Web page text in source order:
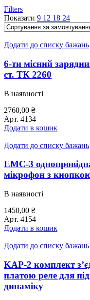
Filters
Показати 9 12 18 24
Додати до списку бажань
6-ти місний
ст. ТК 2260
В наявності
2760,00 ₴
Арт. 4134
Додати в кошик
Додати до списку бажань
EMC-3
мікрофон з
В наявності
1450,00 ₴
Арт. 4154
Додати в кошик
Додати до списку бажань
KAP-2 комплект
платою реле для
динаміку